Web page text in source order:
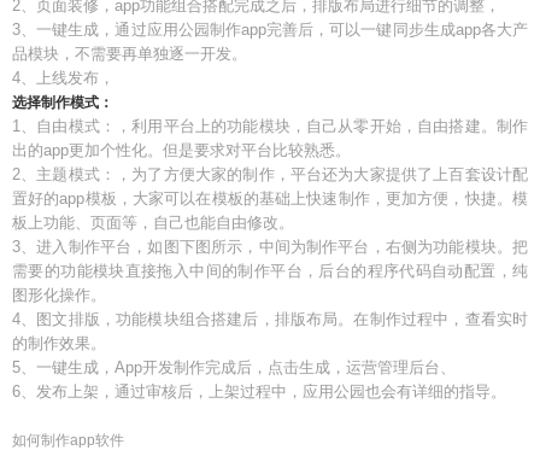
2、页面装修，app功能组合搭配完成之后，排版布局进行细节的调整，
3、一键生成，通过应用公园制作app完善后，可以一键同步生成app各大产
品模块，不需要再单独逐一开发。
4、上线发布，
选择制作模式：
1、自由模式：，利用平台上的功能模块，自己从零开始，自由搭建。制作
出的app更加个性化。但是要求对平台比较熟悉。
2、主题模式：，为了方便大家的制作，平台还为大家提供了上百套设计配
置好的app模板，大家可以在模板的基础上快速制作，更加方便，快捷。模
板上功能、页面等，自己也能自由修改。
3、进入制作平台，如图下图所示，中间为制作平台，右侧为功能模块。把
需要的功能模块直接拖入中间的制作平台，后台的程序代码自动配置，纯
图形化操作。
4、图文排版，功能模块组合搭建后，排版布局。在制作过程中，查看实时
的制作效果。
5、一键生成，App开发制作完成后，点击生成，运营管理后台、
6、发布上架，通过审核后，上架过程中，应用公园也会有详细的指导。
如何制作app软件